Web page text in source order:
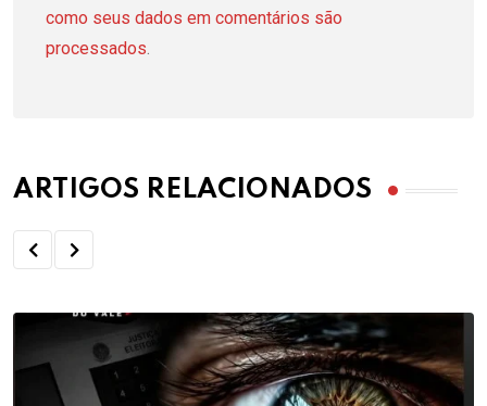
como seus dados em comentários são
processados.
ARTIGOS RELACIONADOS